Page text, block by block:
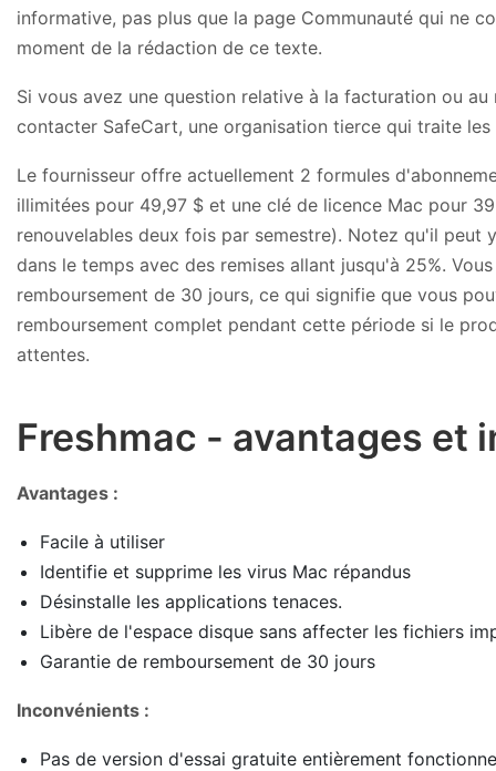
informative, pas plus que la page Communauté qui ne
moment de la rédaction de ce texte.
Si vous avez une question relative à la facturation ou
contacter SafeCart, une organisation tierce qui traite
Le fournisseur offre actuellement 2 formules
illimitées pour 49,97 $ et une clé de licence Mac pour
renouvelables deux fois par semestre). Notez qu'il peut
dans le temps avec des remises allant jusqu'à 25%.
remboursement de 30 jours, ce qui signifie que vous
remboursement complet pendant cette période si le
attentes.
Freshmac - avantages et
Avantages :
Facile à utiliser
Identifie et supprime les virus Mac répandus
Désinstalle les applications tenaces.
Libère de l'espace disque sans affecter les fichiers
Garantie de remboursement de 30 jours
Inconvénients :
Pas de version d'essai gratuite entièrement